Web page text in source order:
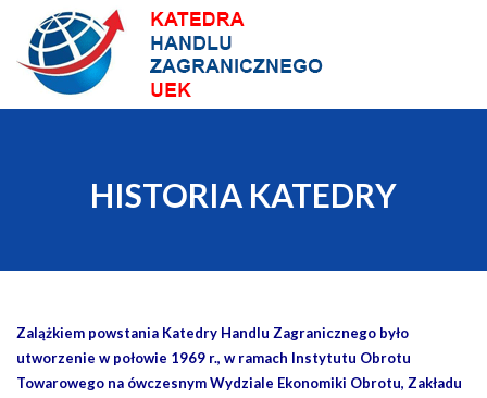
content
HISTORIA KATEDRY
Zalążkiem powstania Katedry Handlu Zagranicznego było
utworzenie w połowie 1969 r., w ramach Instytutu Obrotu
Towarowego na ówczesnym Wydziale Ekonomiki Obrotu, Zakładu